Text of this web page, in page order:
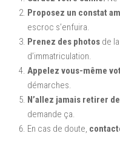
Proposez un constat
escroc s’enfuira.
Prenez des photos de
d’immatriculation.
Appelez vous-même
démarches.
N’allez jamais retirer
demande ça.
En cas de doute,